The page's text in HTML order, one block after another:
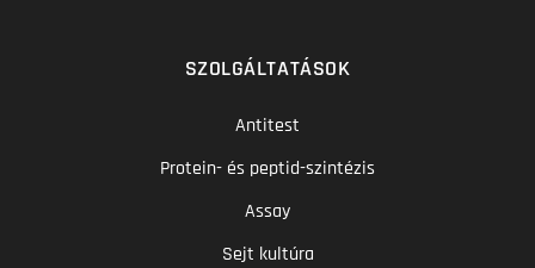
SZOLGÁLTATÁSOK
Antitest
Protein- és peptid-szintézis
Assay
Sejt kultúra